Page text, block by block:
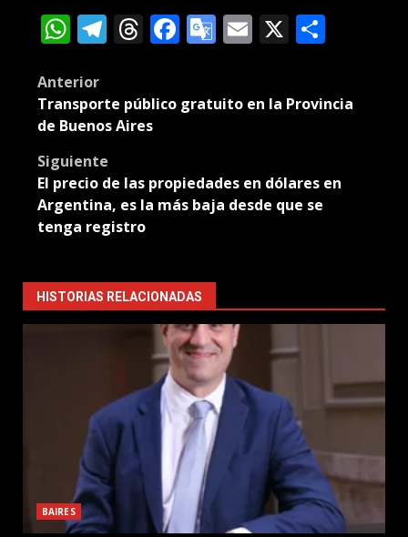
WhatsApp
Telegram
Threads
Facebook
Google
Email
X
Post
navigation
Anterior
Transporte público gratuito en la Provincia
de Buenos Aires
Siguiente
El precio de las propiedades en dólares en
Argentina, es la más baja desde que se
tenga registro
HISTORIAS RELACIONADAS
BAIRES